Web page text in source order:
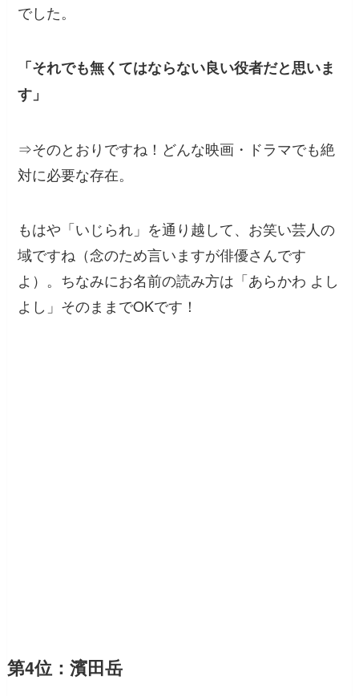
でした。
「それでも無くてはならない良い役者だと思いま
す」
⇒そのとおりですね！どんな映画・ドラマでも絶
対に必要な存在。
もはや「いじられ」を通り越して、お笑い芸人の
域ですね（念のため言いますが俳優さんです
よ）。ちなみにお名前の読み方は「あらかわ よし
よし」そのままでOKです！
第4位：濱田岳